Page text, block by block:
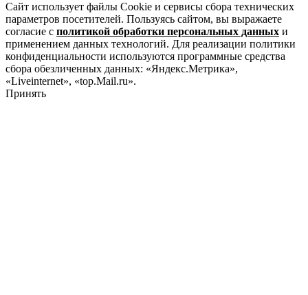
Сайт использует файлы Cookie и сервисы сбора технических
параметров посетителей. Пользуясь сайтом, вы выражаете
согласие с политикой обработки персональных данных и
применением данных технологий. Для реализации политики
конфиденциальности используются программные средства
сбора обезличенных данных: «Яндекс.Метрика»,
«Liveinternet», «top.Mail.ru».
Принять